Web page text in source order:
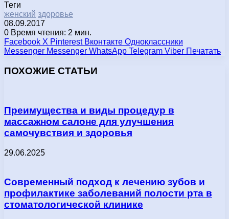
Теги
женский здоровье
08.09.2017
0 Время чтения: 2 мин.
Facebook X Pinterest Вконтакте Одноклассники
Messenger Messenger WhatsApp Telegram Viber Печатать
ПОХОЖИЕ СТАТЬИ
Преимущества и виды процедур в
массажном салоне для улучшения
самочувствия и здоровья
29.06.2025
Современный подход к лечению зубов и
профилактике заболеваний полости рта в
стоматологической клинике